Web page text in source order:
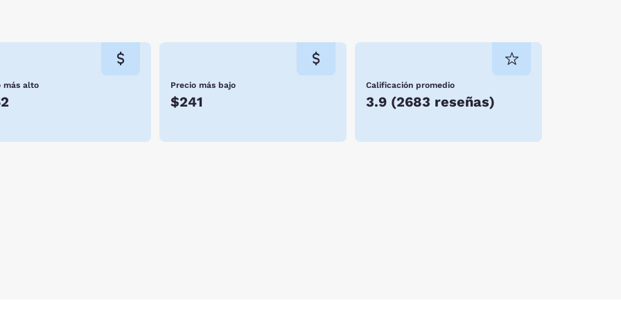
más alto Precio más bajo
$241
Calificación promedio
3.9 (2683 reseñas)